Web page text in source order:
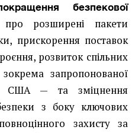
безпекової
розширені пакети
прискорення поставок
розвиток спільних
запропонованої
США — та зміцнення
з боку ключових
захисту за